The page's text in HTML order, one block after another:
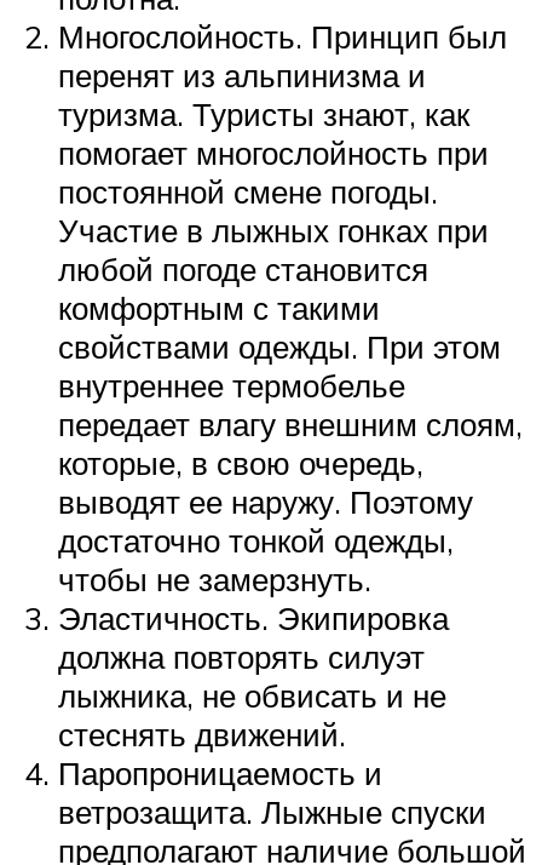
Многослойность. Принцип был
перенят из альпинизма и
туризма. Туристы знают, как
помогает многослойность при
постоянной смене погоды.
Участие в лыжных гонках при
любой погоде становится
комфортным с такими
свойствами одежды. При этом
внутреннее термобелье
передает влагу внешним слоям,
которые, в свою очередь,
выводят ее наружу. Поэтому
достаточно тонкой одежды,
чтобы не замерзнуть.
Эластичность. Экипировка
должна повторять силуэт
лыжника, не обвисать и не
стеснять движений.
Паропроницаемость и
ветрозащита. Лыжные спуски
предполагают наличие большой